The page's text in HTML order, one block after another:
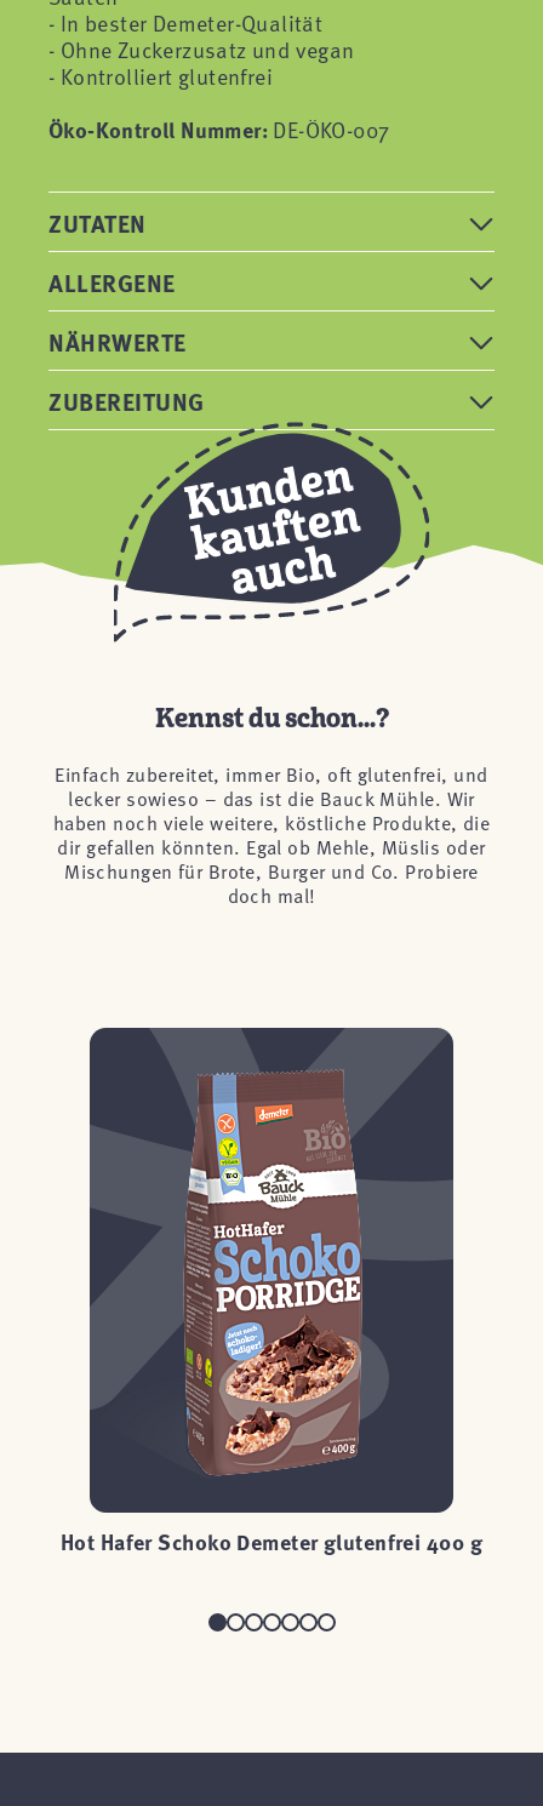
- In bester Demeter-Qualität
- Ohne Zuckerzusatz und vegan
- Kontrolliert glutenfrei
Öko-Kontroll Nummer: DE-ÖKO-007
ZUTATEN
ALLERGENE
NÄHRWERTE
ZUBEREITUNG
Kennst du schon...?
Einfach zubereitet, immer Bio, oft glutenfrei, und
lecker sowieso – das ist die Bauck Mühle. Wir
haben noch viele weitere, köstliche Produkte, die
dir gefallen könnten. Egal ob Mehle, Müslis oder
Mischungen für Brote, Burger und Co. Probiere
doch mal!
Hot Hafer Schoko Demeter glutenfrei 400 g